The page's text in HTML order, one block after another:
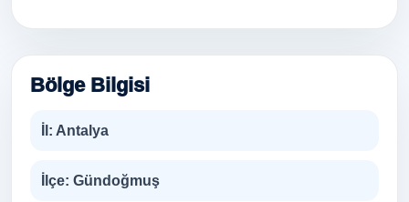
Bölge Bilgisi
İl: Antalya
İlçe: Gündoğmuş